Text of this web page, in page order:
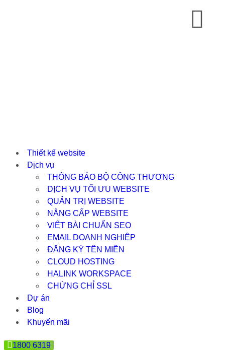
Thiết kế website
Dịch vụ
THÔNG BÁO BỘ CÔNG THƯƠNG
DỊCH VỤ TỐI ƯU WEBSITE
QUẢN TRỊ WEBSITE
NÂNG CẤP WEBSITE
VIẾT BÀI CHUẨN SEO
EMAIL DOANH NGHIỆP
ĐĂNG KÝ TÊN MIỀN
CLOUD HOSTING
HALINK WORKSPACE
CHỨNG CHỈ SSL
Dự án
Blog
Khuyến mãi
1800 6319